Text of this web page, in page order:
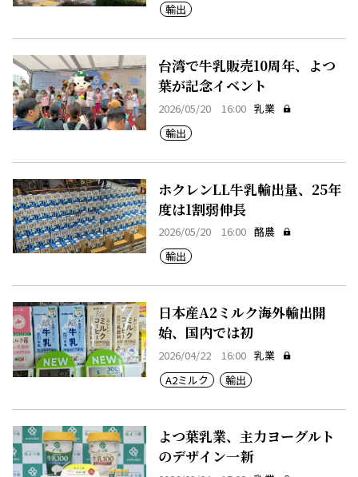
輸出
台湾で牛乳販売10周年、よつ
葉が記念イベント
2026/05/20 16:00 乳業
輸出
ホクレンLL牛乳輸出量、25年
度は1割弱伸長
2026/05/20 16:00 酪農
輸出
日本産A2ミルク海外輸出開
始、国内では初
2026/04/22 16:00 乳業
A2ミルク
輸出
よつ葉乳業、主力ヨーグルト
のデザイン一新